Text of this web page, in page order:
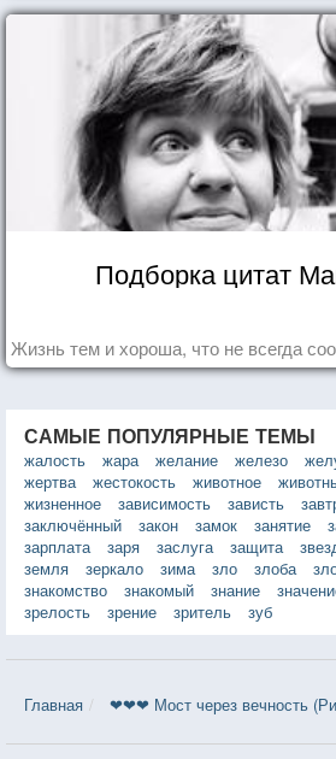
Подборка цитат
Жизнь тем и хороша, что не всегда
САМЫЕ ПОПУЛЯРНЫЕ ТЕМЫ
жалость
жара желание железо
жертва
жестокость животное
жизненное
зависимость зависть
заключённый
закон замок занятие
зарплата
заря заслуга защита
земля
зеркало зима зло злоба
знакомство
знакомый знание
зрелость
зрение зритель зуб
Главная ❤❤❤ Мост через вечность